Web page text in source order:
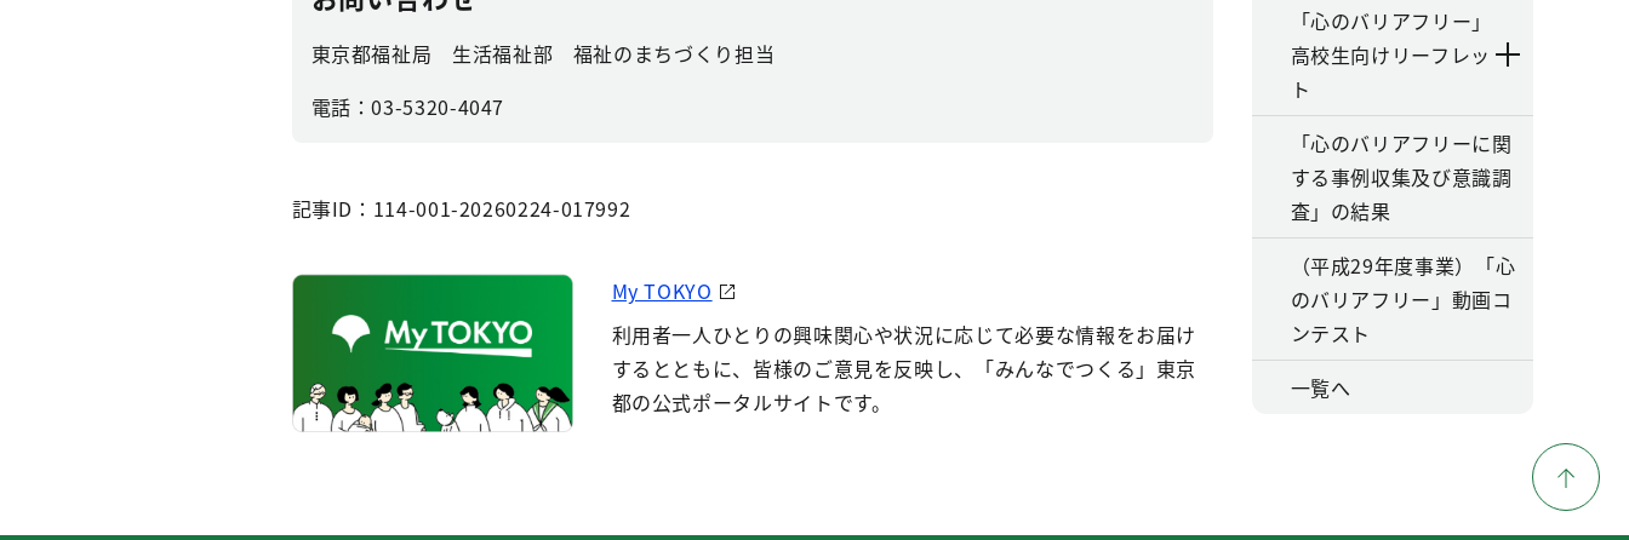
東京都福祉局 生活福祉部 福祉のまちづくり担当
電話：03-5320-4047
記事ID：114-001-20260224-017992
My TOKYO
利用者一人ひとりの興味関心や状況に応じて必要な情報をお届け
するとともに、皆様のご意見を反映し、「みんなでつくる」東京
都の公式ポータルサイトです。
「心のバリアフリー」
高校生向けリーフレッ
ト
「心のバリアフリーに関
する事例収集及び意識調
査」の結果
（平成29年度事業）「心
のバリアフリー」動画コ
ンテスト
一覧へ